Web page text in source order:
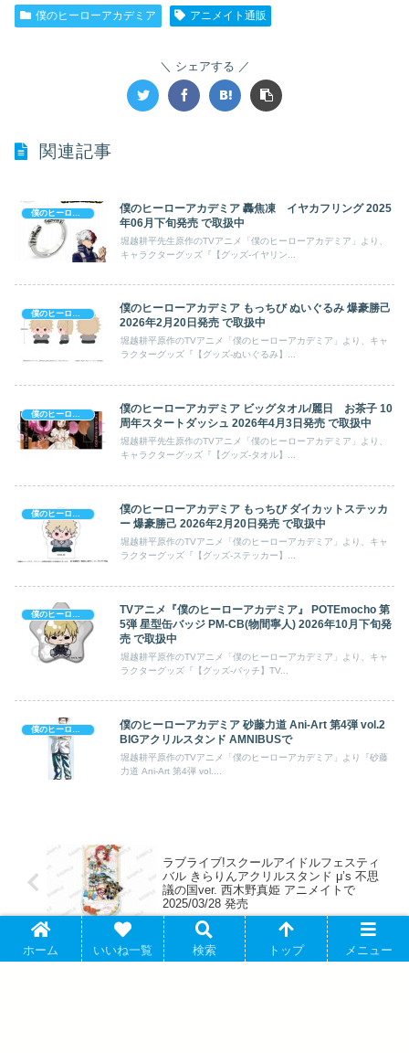
僕のヒーローアカデミア アニメイト通販
シェアする
関連記事
僕のヒーローアカデミア 轟焦凍 イヤカフリング 2025
年06月下旬発売 で取扱中
堀越耕平先生原作のTVアニメ「僕のヒーローアカデミア」より、
キャラクターグッズ『【グッズ-イヤリン...
僕のヒーローアカデミア もっちび ぬいぐるみ 爆豪勝己
2026年2月20日発売 で取扱中
堀越耕平原作のTVアニメ「僕のヒーローアカデミア」より、キャ
ラクターグッズ『【グッズ-ぬいぐるみ】...
僕のヒーローアカデミア ビッグタオル/麗日 お茶子 10
周年スタートダッシュ 2026年4月3日発売 で取扱中
堀越耕平先生原作のTVアニメ「僕のヒーローアカデミア」より、
キャラクターグッズ『【グッズ-タオル】...
僕のヒーローアカデミア
僕のヒーローアカデミア もっちび ダイカットステッカ
ー 爆豪勝己 2026年2月20日発売 で取扱中
堀越耕平原作のTVアニメ「僕のヒーローアカデミア」より、キャ
ラクターグッズ『【グッズ-ステッカー】...
僕のヒーローアカデミア
TVアニメ『僕のヒーローアカデミア』 POTEmocho 第
5弾 星型缶バッジ PM-CB(物間寧人) 2026年10月下旬発
売 で取扱中
堀越耕平原作のTVアニメ「僕のヒーローアカデミア」より、キャ
ラクターグッズ『【グッズ-バッチ】TV...
僕のヒーローアカデミア
僕のヒーローアカデミア 砂藤力道 Ani-Art 第4弾 vol.2
BIGアクリルスタンド AMNIBUSで
堀越耕平原作のTVアニメ「僕のヒーローアカデミア」より『砂藤
力道 Ani-Art 第4弾 vol....
ラブライブ!スクールアイドルフェスティ
バル きらりんアクリルスタンド μ’s 不思
議の国ver. 西木野真姫 アニメイトで
2025/03/28 発売
進撃の巨人 描き下ろし ジャン 歩み・水
ホーム いいね一覧 検索 トップ メニュー